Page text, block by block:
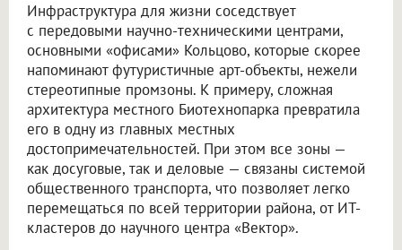
Инфраструктура для жизни соседствует
с передовыми научно-техническими центрами,
основными «офисами» Кольцово, которые скорее
напоминают футуристичные арт-объекты, нежели
стереотипные промзоны. К примеру, сложная
архитектура местного Биотехнопарка превратила
его в одну из главных местных
достопримечательностей. При этом все зоны —
как досуговые, так и деловые — связаны системой
общественного транспорта, что позволяет легко
перемещаться по всей территории района, от ИТ-
кластеров до научного центра «Вектор».